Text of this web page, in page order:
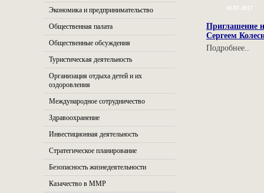
Экономика и предпринимательство
Общественная палата
Общественные обсуждения
Туристическая деятельность
Организация отдыха детей и их
оздоровления
Международное сотрудничество
Здравоохранение
Инвестиционная деятельность
Стратегическое планирование
Безопасность жизнедеятельности
Казачество в ММР
10.07.2017
Приглашение
Сергеем
Подробнее..